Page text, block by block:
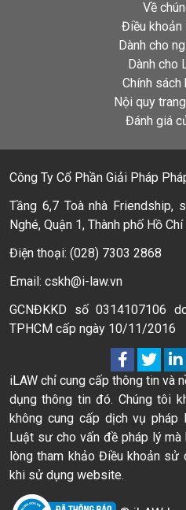
Về
Điều khoản
Dành cho
Dành cho
Chính
Nội quy
Đánh giá
Công Ty Cổ Phần Giải Pháp
Tầng 6,7 Toà nhà Friendship,
Nghé, Quận 1, Thành phố Hồ
Điện thoại: (028) 7303 2868
Email: cskh@i-law.vn
GCNĐKKD số 0314107106
TPHCM cấp ngày 10/11/2016
iLAW chỉ cung cấp thông tin và
dụng thông tin đó. Chúng tôi
không cung cấp dịch vụ pháp
Luật sư cho vấn đề pháp lý
lòng tham khảo Điều khoản sử
khi sử dụng website.